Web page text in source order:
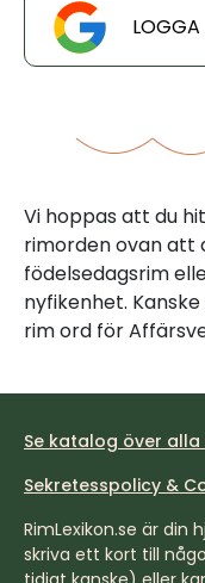
Vi hoppas att du
rimorden ovan att
födelsedagsrim
nyfikenhet.
rim ord för
Se katalog över
Sekretesspolicy &
RimLexikon.se är din
skriva ett kort till